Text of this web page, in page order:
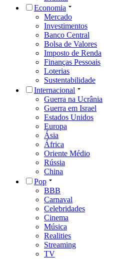
Economia
Mercado
Investimentos
Banco Central
Bolsa de Valores
Imposto de Renda
Finanças Pessoais
Loterias
Sustentabilidade
Internacional
Guerra na Ucrânia
Guerra em Israel
Estados Unidos
Europa
Ásia
África
Oriente Médio
Rússia
China
Pop
BBB
Carnaval
Celebridades
Cinema
Música
Realities
Streaming
TV